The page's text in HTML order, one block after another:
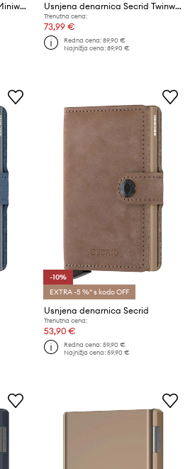
Usnjena denarnica Secrid Miniwallet Hexagon Grey Usnjena denarnica Secrid Twinwallet Vintage Taupe
Trenutna cena:
73,99 €
Redna cena:89,90 €
Najnižja cena:89,90 €
-10%
EXTRA -5 %* s kodo OFF
Usnjena denarnica Secrid
Trenutna cena:
53,90 €
Redna cena:59,90 €
Najnižja cena:59,90 €